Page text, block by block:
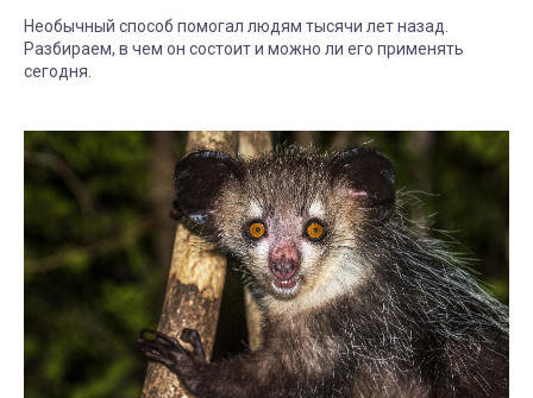
Необычный способ помогал людям тысячи лет назад.
Разбираем, в чем он состоит и можно ли его применять
сегодня.